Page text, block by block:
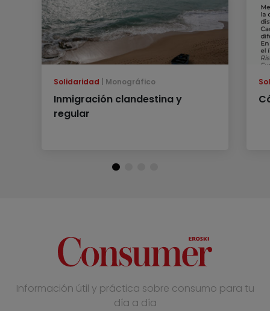
Solidaridad Monográfico
Inmigración clandestina y
regular
Información útil y práctica sobre consumo para tu
día a día